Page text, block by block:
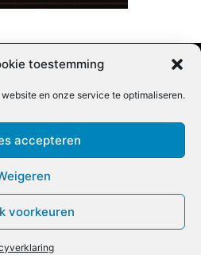
toestemming
en onze service te optimaliseren.
accepteren
voorkeuren
| Partner content